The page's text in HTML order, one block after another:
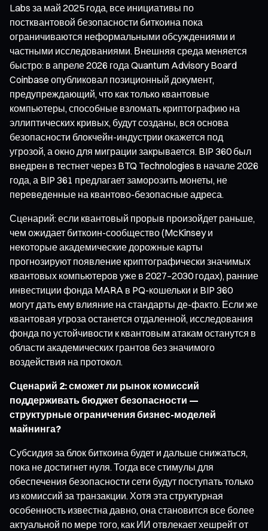
Labs за май 2025 года, все инициативы по
постквантовой безопасности биткоина пока
ограничиваются неформальными обсуждениями и
частными исследованиями. Внешняя среда меняется
быстро: в апреле 2026 года Quantum Advisory Board
Coinbase опубликовал позиционный документ,
предупреждающий, что как только квантовые
компьютеры, способные взломать криптографию на
эллиптических кривых, будут созданы, вся основа
безопасности блокчейн-индустрии окажется под
угрозой, а окно для миграции закрывается. BIP 360 был
внедрен в тестнет через BTQ Technologies в начале 2026
года, а BIP 361 предлагает заморозить монеты, не
переведенные на квантово-безопасные адреса.
Сценарий: если квантовый прорыв произойдет раньше,
чем ожидает биткоин-сообщество (McKinsey и
некоторые академические дорожные карты
прогнозируют появление криптографически значимых
квантовых компьютеров уже в 2027–2030 годах), ранние
инвестиции фонда MARA в PQ-кошельки и BIP 360
могут дать ему влияние на стандарты де-факто. Если же
квантовая угроза останется отдаленной, исследования
фонда по устойчивости к квантовым атакам останутся в
области академических грантов без значимого
воздействия на протокол.
Сценарий 2: сможет ли рынок комиссий
поддерживать бюджет безопасности —
структурные ограничения бизнес-моделей
майнинга?
Субсидия за блок биткоина будет и дальше снижаться,
пока не достигнет нуля. Тогда все стимулы для
обеспечения безопасности сети будут поступать только
из комиссий за транзакции. Хотя эта структурная
особенность известна давно, она становится все более
актуальной по мере того, как ИИ отвлекает хешрейт от